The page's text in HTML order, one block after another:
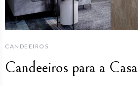
CANDEEIROS
Candeeiros para a Casa